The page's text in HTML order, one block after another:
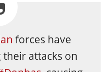
forces have
attacks on